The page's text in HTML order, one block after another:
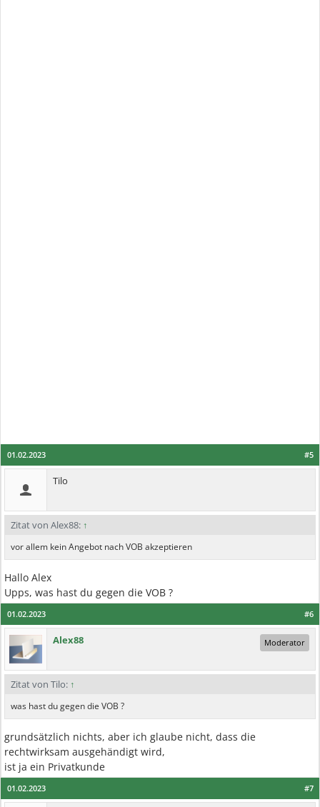
#5
01.02.2023
Tilo
Zitat von Alex88: ↑
vor allem kein Angebot nach VOB akzeptieren
Hallo Alex
Upps, was hast du gegen die VOB ?
#6
01.02.2023
Alex88 Moderator
Zitat von Tilo: ↑
was hast du gegen die VOB ?
grundsätzlich nichts, aber ich glaube nicht, dass die
rechtwirksam ausgehändigt wird,
ist ja ein Privatkunde
#7
01.02.2023